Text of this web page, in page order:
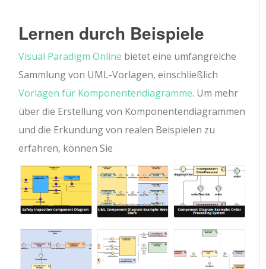
Lernen durch Beispiele
Visual Paradigm Online bietet eine umfangreiche
Sammlung von UML-Vorlagen, einschließlich
Vorlagen für Komponentendiagramme. Um mehr
über die Erstellung von Komponentendiagrammen
und die Erkundung von realen Beispielen zu
erfahren, können Sie